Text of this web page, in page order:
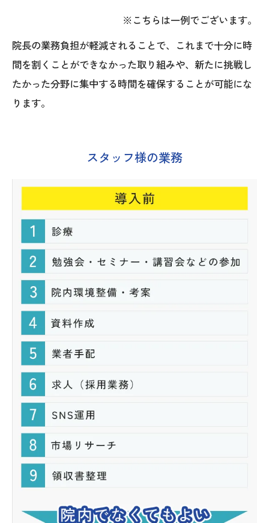
※こちらは一例でございます。
院長の業務負担が軽減されることで、これまで十分に時
間を割くことができなかった取り組みや、新たに挑戦し
たかった分野に集中する時間を確保することが可能にな
ります。
スタッフ様の業務